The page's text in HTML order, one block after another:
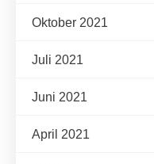
Oktober 2021
Juli 2021
Juni 2021
April 2021